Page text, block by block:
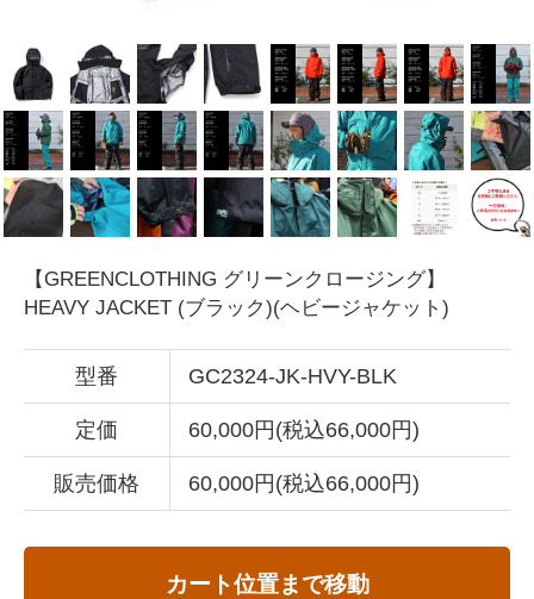
【GREENCLOTHING グリーンクロージング】
HEAVY JACKET (ブラック)(ヘビージャケット)
型番 GC2324-JK-HVY-BLK
定価 60,000円(税込66,000円)
販売価格 60,000円(税込66,000円)
カート位置まで移動